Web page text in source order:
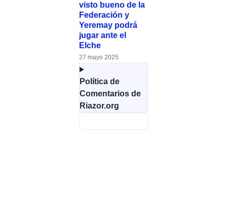
visto bueno de la
Federación y
Yeremay podrá
jugar ante el
Elche
27 mayo 2025
Política de
Comentarios de
Riazor.org